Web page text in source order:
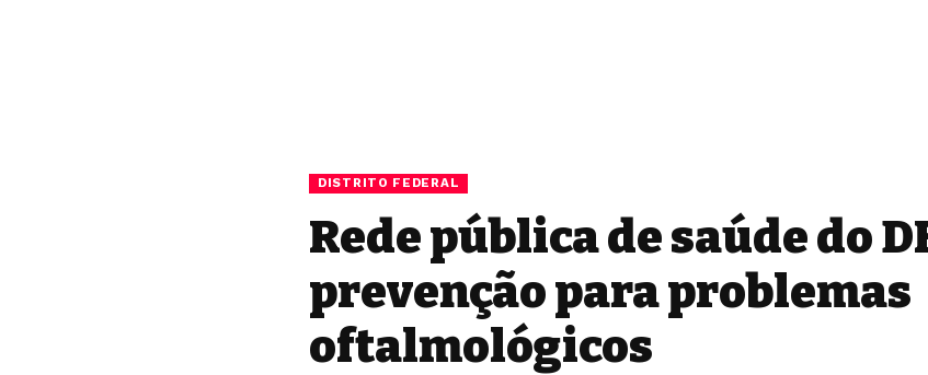
DISTRITO FEDERAL
Rede pública de saúde do
prevenção para problemas
oftalmológicos